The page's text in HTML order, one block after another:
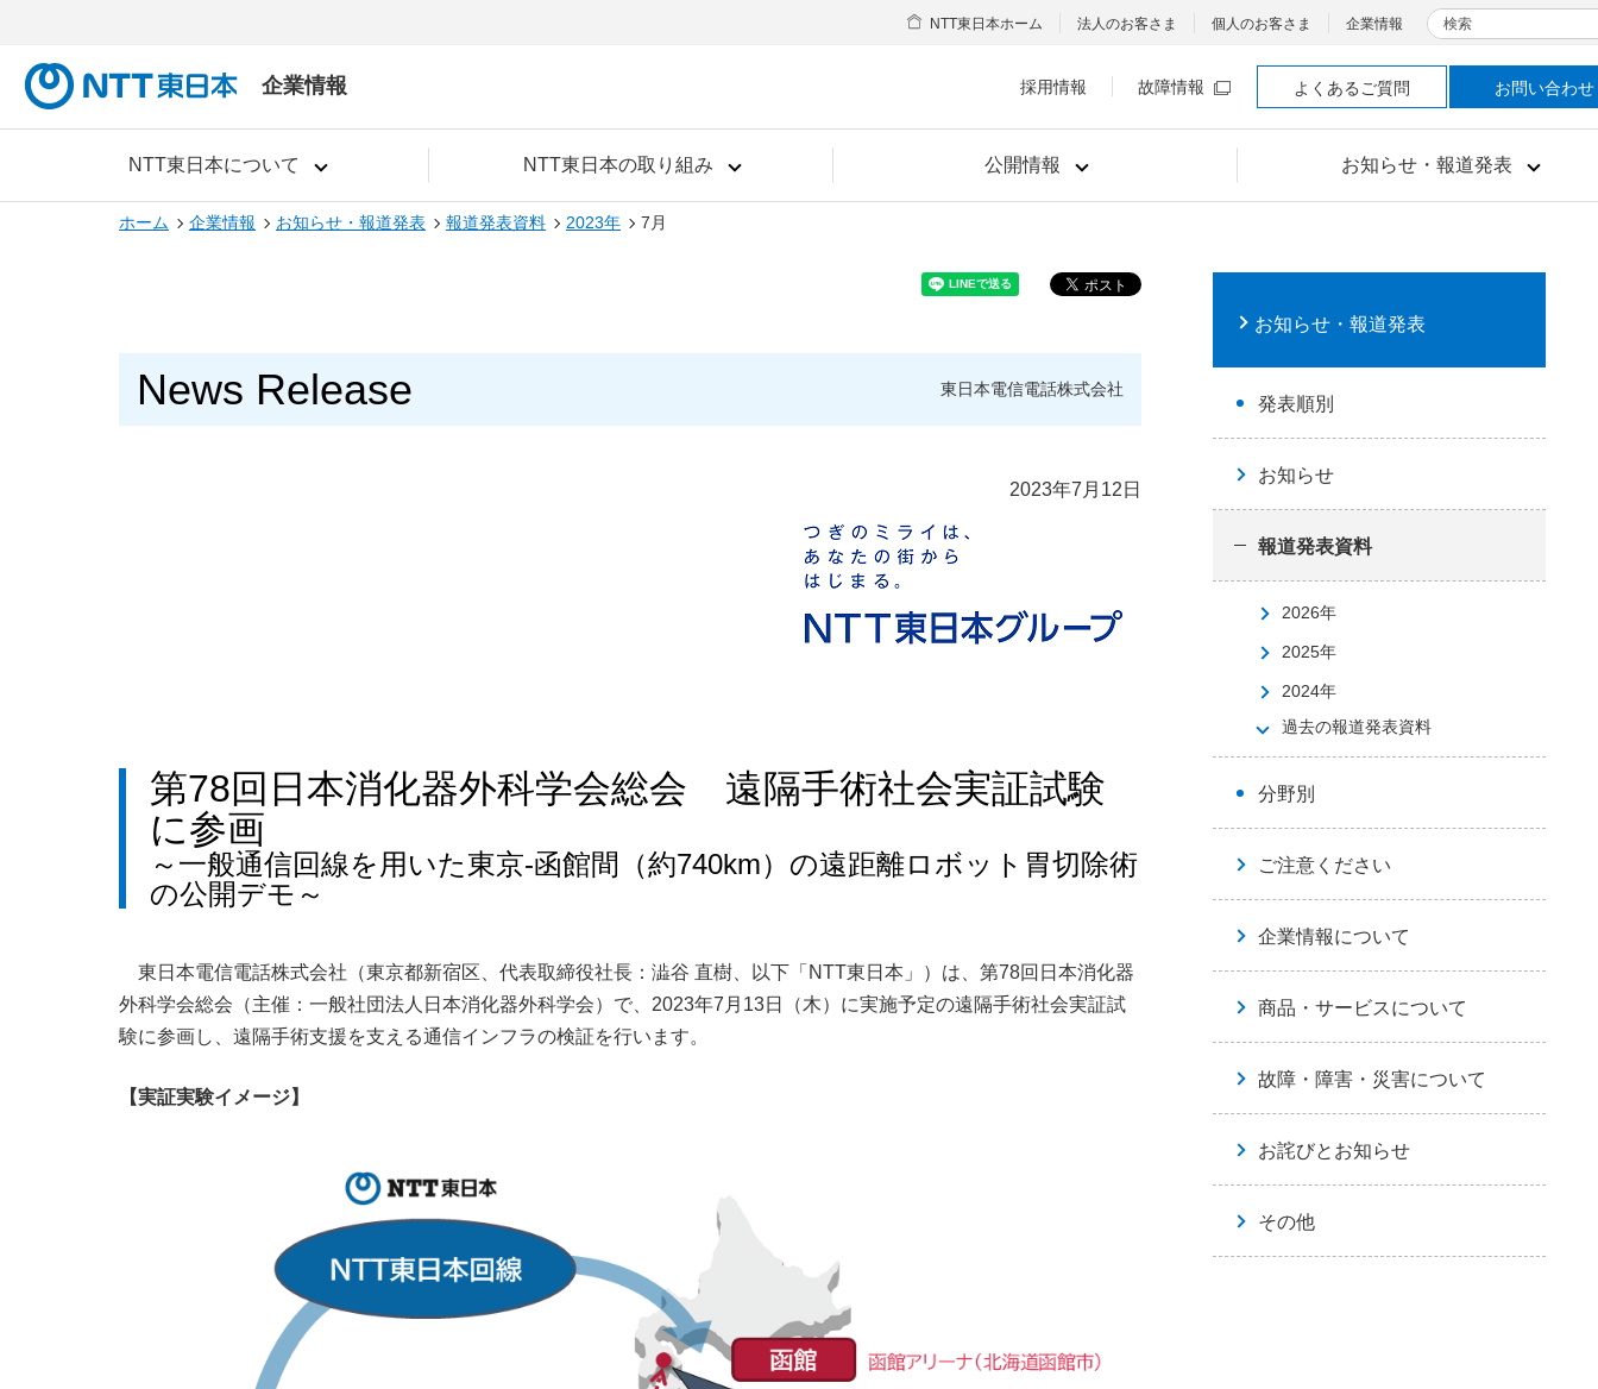
企業情報
NTT東日本について NTT東日本の取り組み 公開情報 お知らせ・報道発表
NTT東日本ホーム 法人のお客さま 個人のお客さま 企業情報 検索
採用情報 故障情報 よくあるご質問 お問い合わせ
ホーム 企業情報 お知らせ・報道発表 報道発表資料 2023年 7月
News Release 東日本電信電話株式会社
2023年7月12日
第78回日本消化器外科学会総会 遠隔手術社会実証試験
に参画
～一般通信回線を用いた東京-函館間（約740km）の遠距離ロボット胃切除術
の公開デモ～
東日本電信電話株式会社（東京都新宿区、代表取締役社長：澁谷 直樹、以下「NTT東日本」）は、第78回日本消化器
外科学会総会（主催：一般社団法人日本消化器外科学会）で、2023年7月13日（木）に実施予定の遠隔手術社会実証試
験に参画し、遠隔手術支援を支える通信インフラの検証を行います。
【実証実験イメージ】
お知らせ・報道発表
発表順別
お知らせ
報道発表資料
2026年
2025年
2024年
過去の報道発表資料
分野別
ご注意ください
企業情報について
商品・サービスについて
故障・障害・災害について
お詫びとお知らせ
その他